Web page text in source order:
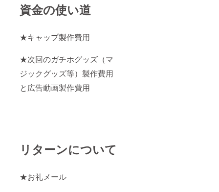
資金の使い道
★キャップ製作費用
★次回のガチホグッズ（マ
ジックグッズ等）製作費用
と広告動画製作費用
リターンについて
★お礼メール